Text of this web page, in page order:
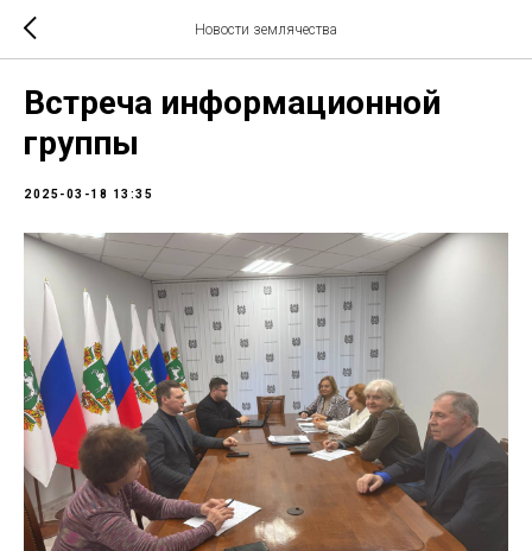
Новости землячества
Встреча информационной
группы
2025-03-18 13:35